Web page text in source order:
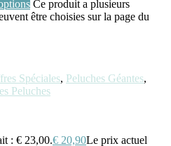
Ce produit a plusieurs
être choisies sur la page du
Spéciales, Peluches Géantes,
Peluches
: € 23,00.€ 20,90Le prix actuel